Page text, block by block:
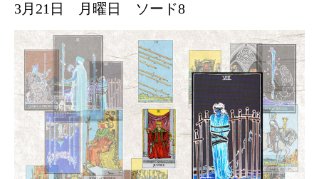
3月21日 月曜日 ソード8